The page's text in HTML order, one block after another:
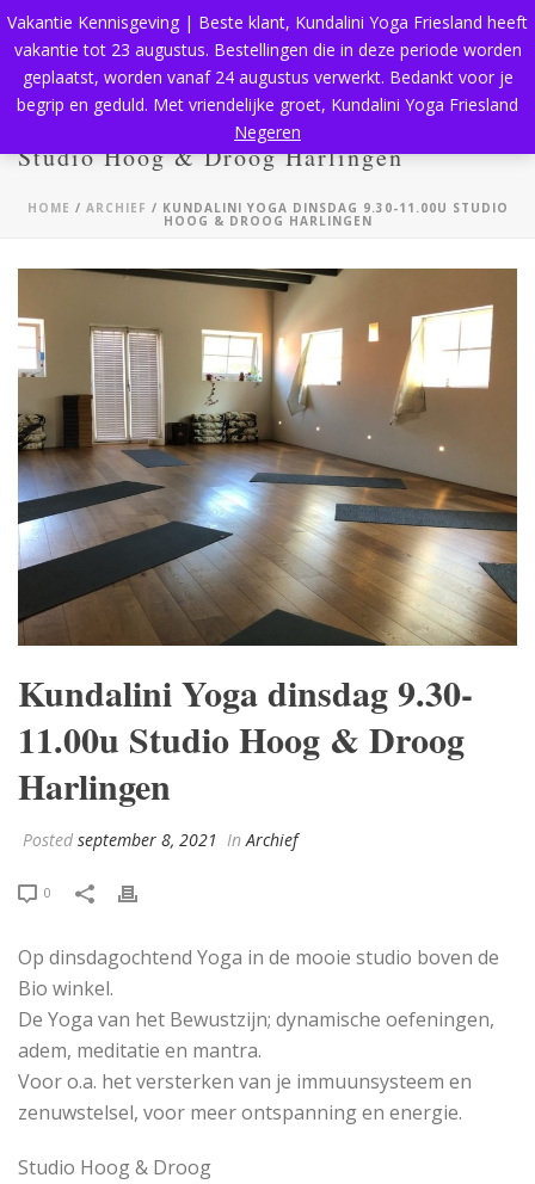
Kundalini Yoga dinsdag 9.30-11.00u
Studio Hoog & Droog Harlingen
HOME / ARCHIEF / KUNDALINI YOGA DINSDAG 9.30-11.00U STUDIO
HOOG & DROOG HARLINGEN
Kundalini Yoga dinsdag 9.30-
11.00u Studio Hoog & Droog
Harlingen
Posted september 8, 2021 InArchief
0
Op dinsdagochtend Yoga in de mooie studio boven de
Bio winkel.
De Yoga van het Bewustzijn; dynamische oefeningen,
adem, meditatie en mantra.
Voor o.a. het versterken van je immuunsysteem en
zenuwstelsel, voor meer ontspanning en energie.
Studio Hoog & Droog
Vakantie Kennisgeving | Beste klant, Kundalini Yoga Friesland heeft
vakantie tot 23 augustus. Bestellingen die in deze periode worden
geplaatst, worden vanaf 24 augustus verwerkt. Bedankt voor je
begrip en geduld. Met vriendelijke groet, Kundalini Yoga Friesland
Negeren